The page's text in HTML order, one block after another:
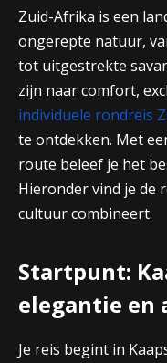
Zuid-Afrika is een
ongerepte natuur,
tot uitgestrekte
zijn naar comfort,
individuele rondreis
te ontdekken. Met
route beleef je het
Hieronder vind je de
cultuur combineert.
Startpunt:
elegantie en
Je reis begint in